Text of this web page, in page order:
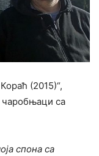
(2015)“,
чаробњаци са
спона са